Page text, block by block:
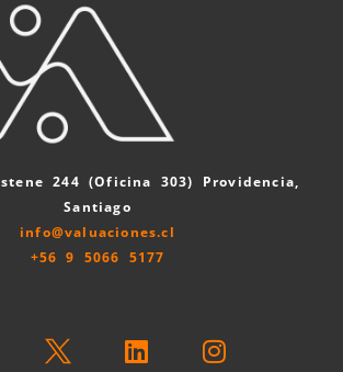
244 (Oficina 303) Providencia,
Santiago
info@valuaciones.cl
+56 9 5066 5177
i n